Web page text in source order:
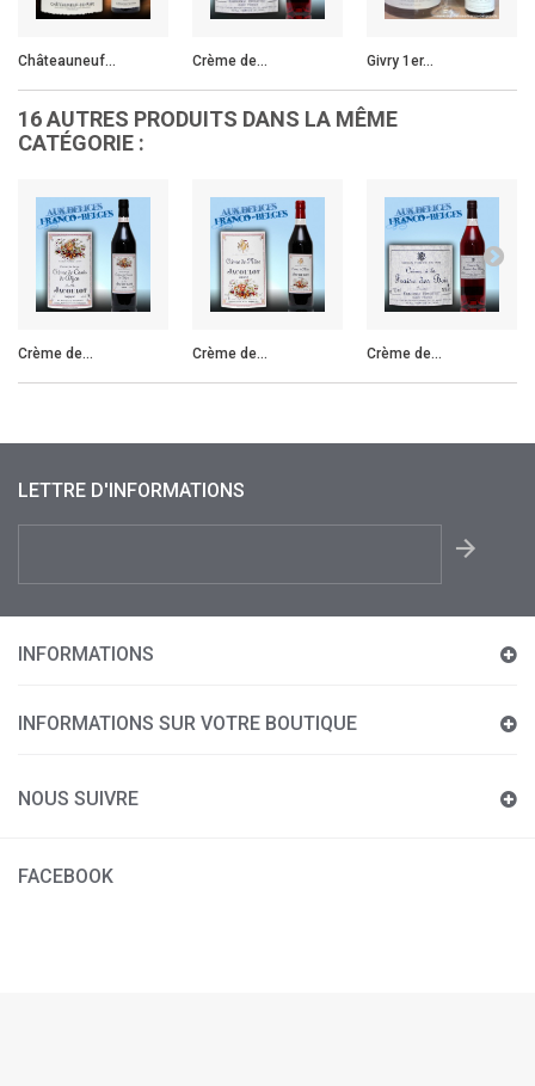
Châteauneuf... Crème de... Givry 1er...
16 AUTRES PRODUITS DANS LA MÊME
CATÉGORIE :
Crème de... Crème de... Crème de...
LETTRE D'INFORMATIONS
INFORMATIONS
INFORMATIONS SUR VOTRE BOUTIQUE
NOUS SUIVRE
FACEBOOK